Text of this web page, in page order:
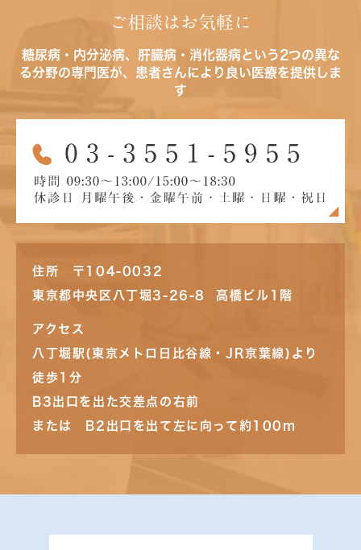
ご相談はお気軽に
糖尿病・内分泌病、肝臓病・消化器病という2つの異な
る分野の専門医が、患者さんにより良い医療を提供しま
す
住所 〒104-0032
東京都中央区八丁堀3-26-8 高橋ビル1階
アクセス
八丁堀駅(東京メトロ日比谷線・JR京葉線)より
徒歩1分
B3出口を出た交差点の右前
または B2出口を出て左に向って約100m